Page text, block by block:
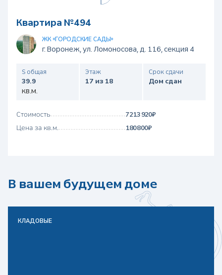
Квартира №494
ЖК «ГОРОДСКИЕ САДЫ»
г. Воронеж, ул. Ломоносова, д. 116, секция 4
S общая
39.9
кв.м.
Этаж
17 из 18
Срок сдачи
Дом сдан
Стоимость
7 213 920 ₽
Цена за кв.м.
180 800 ₽
В вашем будущем доме
КЛАДОВЫЕ